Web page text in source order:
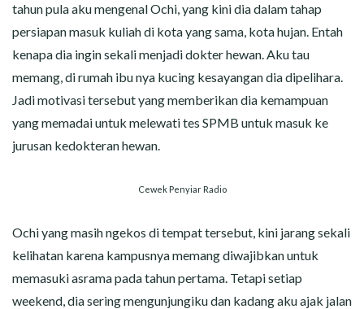
tahun pula aku mengenal Ochi, yang kini dia dalam tahap
persiapan masuk kuliah di kota yang sama, kota hujan. Entah
kenapa dia ingin sekali menjadi dokter hewan. Aku tau
memang, di rumah ibu nya kucing kesayangan dia dipelihara.
Jadi motivasi tersebut yang memberikan dia kemampuan
yang memadai untuk melewati tes SPMB untuk masuk ke
jurusan kedokteran hewan.
Cewek Penyiar Radio
Ochi yang masih ngekos di tempat tersebut, kini jarang sekali
kelihatan karena kampusnya memang diwajibkan untuk
memasuki asrama pada tahun pertama. Tetapi setiap
weekend, dia sering mengunjungiku dan kadang aku ajak jalan
CERITA HOT MAMA
CERITA TANTE SEXY
CARA NGIKLAN DI CERITAGILA.COM?